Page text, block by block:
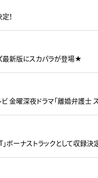
！
最新版にスカパラが登場★
金曜深夜ドラマ「離婚弁護士
」ボーナストラックとして収録